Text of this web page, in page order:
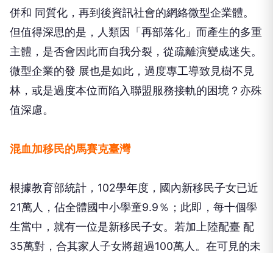
併和 同質化，再到後資訊社會的網絡微型企業體。
但值得深思的是，人類因「再部落化」而產生的多重
主體，是否會因此而自我分裂，從疏離演變成迷失。
微型企業的發 展也是如此，過度專工導致見樹不見
林，或是過度本位而陷入聯盟服務接軌的困境？亦殊
值深慮。
混血加移民的馬賽克臺灣
根據教育部統計，102學年度，國內新移民子女已近
21萬人，佔全體國中小學童9.9％；此即，每十個學
生當中，就有一位是新移民子女。若加上陸配臺 配
35萬對，合其家人子女將超過100萬人。在可見的未